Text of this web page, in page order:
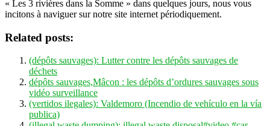
« Les 3 rivières dans la Somme » dans quelques jours, nous vous
incitons à naviguer sur notre site internet périodiquement.
Related posts:
(dépôts sauvages): Lutter contre les dépôts sauvages de
déchets
dépôts sauvages,Mâcon : les dépôts d’ordures sauvages sous
vidéo surveillance
(vertidos ilegales): Valdemoro (Incendio de vehículo en la vía
publica)